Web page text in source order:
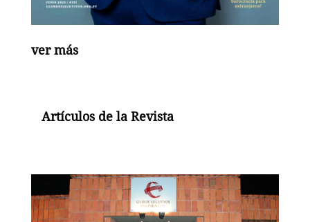
ver más
Artículos de la Revista